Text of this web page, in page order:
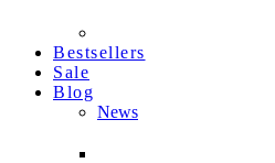
Bestsellers
Sale
Blog
News